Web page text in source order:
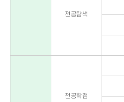
전공탐색
전공학점